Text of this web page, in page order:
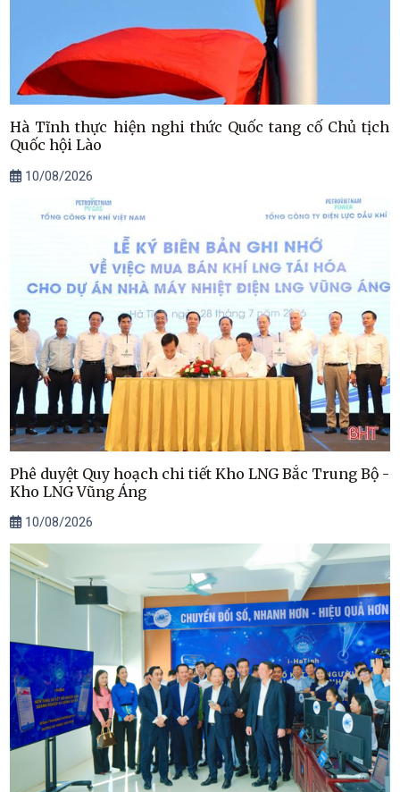
Hà Tĩnh thực hiện nghi thức Quốc tang cố Chủ tịch
Quốc hội Lào
10/08/2026
Phê duyệt Quy hoạch chi tiết Kho LNG Bắc Trung Bộ -
Kho LNG Vũng Áng
10/08/2026